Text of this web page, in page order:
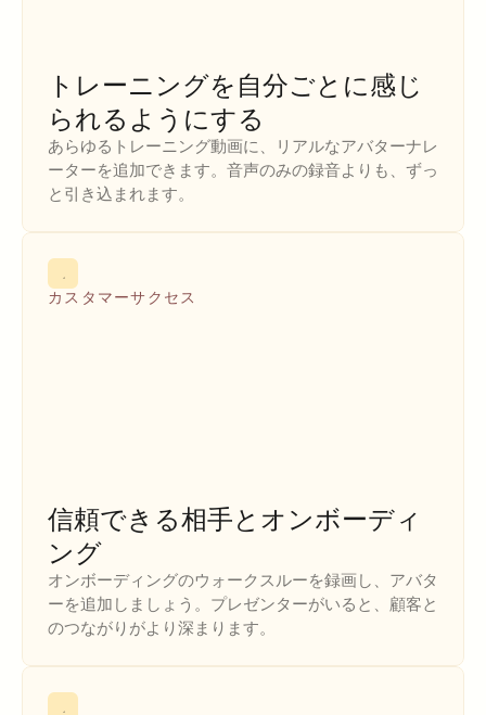
トレーニングを自分ごとに感じ
られるようにする
あらゆるトレーニング動画に、リアルなアバターナレ
ーターを追加できます。音声のみの録音よりも、ずっ
と引き込まれます。
カスタマーサクセス
信頼できる相手とオンボーディ
ング
オンボーディングのウォークスルーを録画し、アバタ
ーを追加しましょう。プレゼンターがいると、顧客と
のつながりがより深まります。